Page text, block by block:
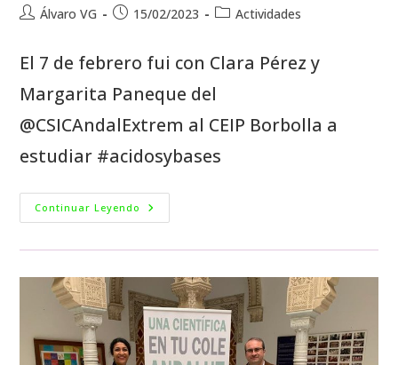
Álvaro VG 15/02/2023 Actividades
El 7 de febrero fui con Clara Pérez y
Margarita Paneque del
@CSICAndalExtrem al CEIP Borbolla a
estudiar #acidosybases
Continuar Leyendo